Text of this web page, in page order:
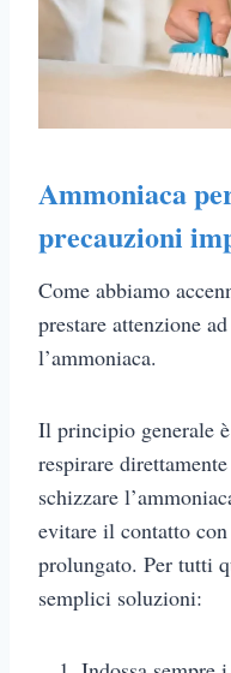
Ammoniaca
precauzioni
Come abbiamo
prestare attenzione
l’ammoniaca.
Il principio generale
respirare
schizzare
evitare il contatto
prolungato. Per tutti
semplici soluzioni: